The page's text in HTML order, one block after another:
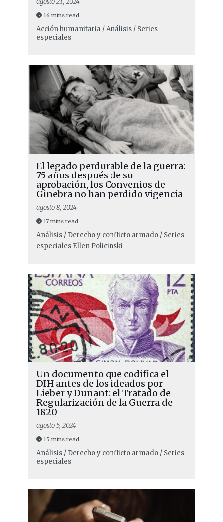
16 mins read
Acción humanitaria / Análisis / Series
especiales
El legado perdurable de la guerra:
75 años después de su
aprobación, los Convenios de
Ginebra no han perdido vigencia
agosto 8, 2024
17 mins read
Análisis / Derecho y conflicto armado / Series
especiales Ellen Policinski
Un documento que codifica el
DIH antes de los ideados por
Lieber y Dunant: el Tratado de
Regularización de la Guerra de
1820
agosto 5, 2024
15 mins read
Análisis / Derecho y conflicto armado / Series
especiales